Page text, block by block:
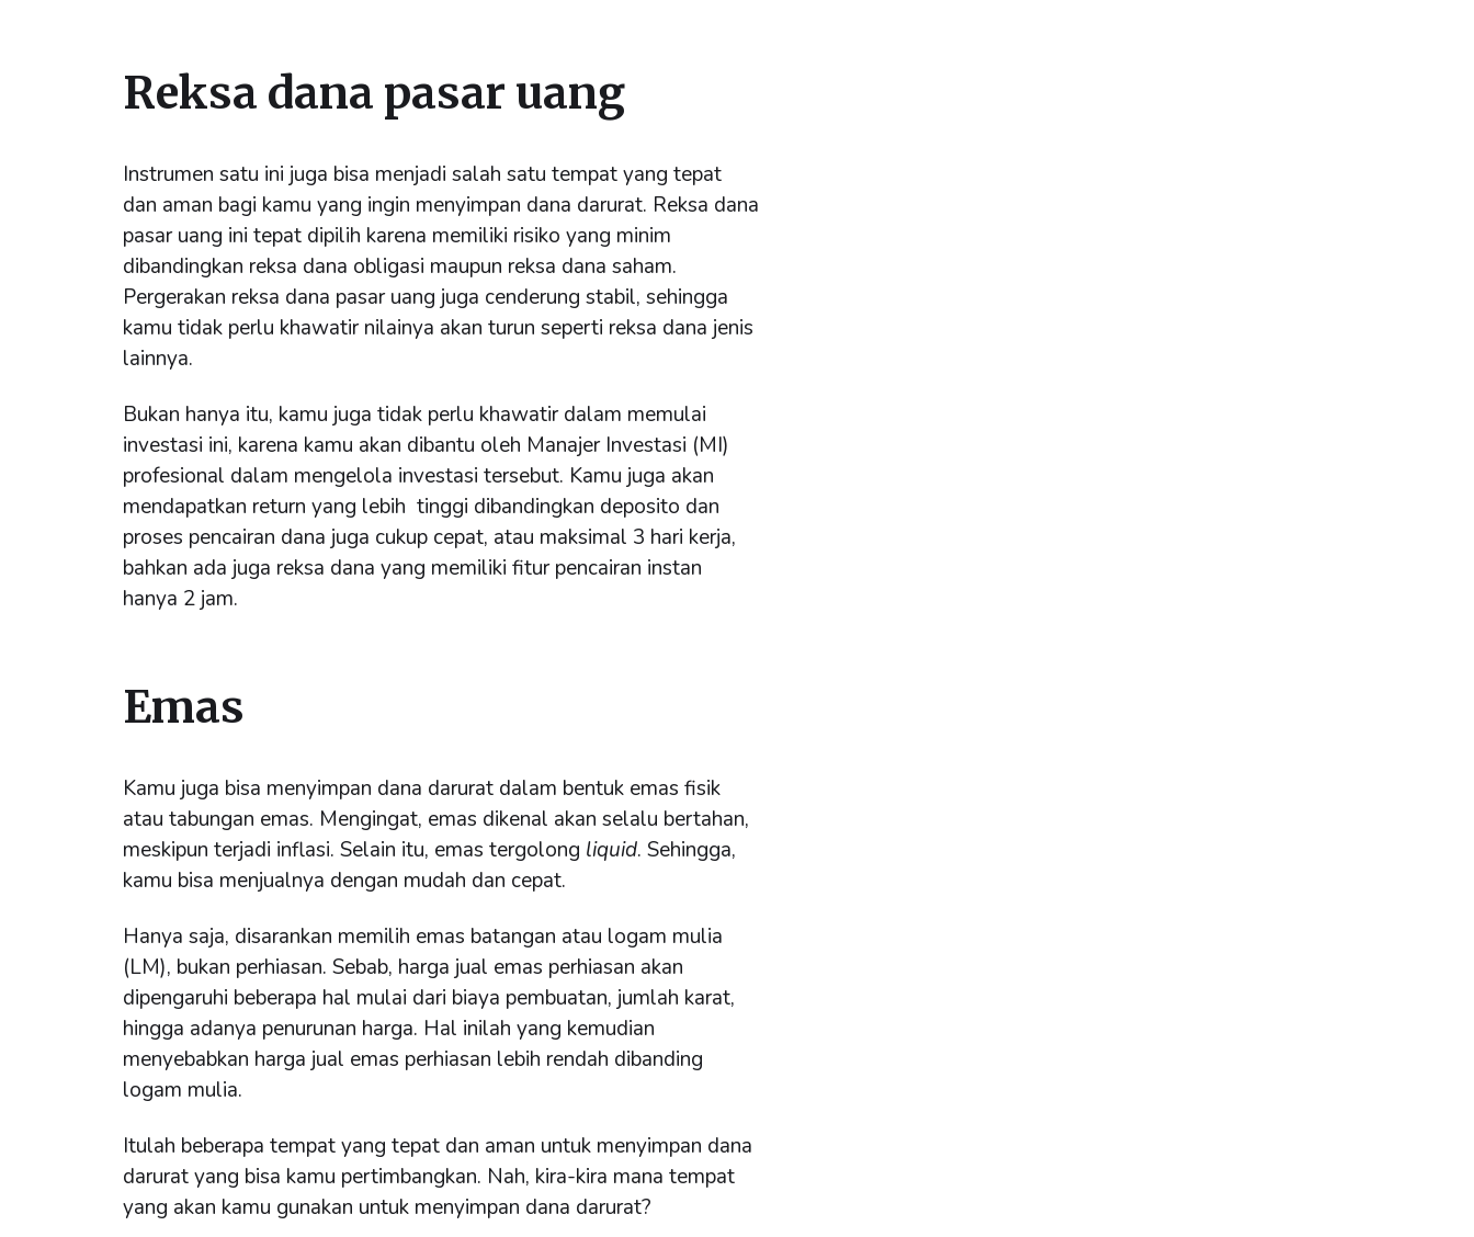
Reksa dana pasar uang
Instrumen satu ini juga bisa menjadi salah satu tempat yang tepat
dan aman bagi kamu yang ingin menyimpan dana darurat. Reksa dana
pasar uang ini tepat dipilih karena memiliki risiko yang minim
dibandingkan reksa dana obligasi maupun reksa dana saham.
Pergerakan reksa dana pasar uang juga cenderung stabil, sehingga
kamu tidak perlu khawatir nilainya akan turun seperti reksa dana jenis
lainnya.
Bukan hanya itu, kamu juga tidak perlu khawatir dalam memulai
investasi ini, karena kamu akan dibantu oleh Manajer Investasi (MI)
profesional dalam mengelola investasi tersebut. Kamu juga akan
mendapatkan return yang lebih tinggi dibandingkan deposito dan
proses pencairan dana juga cukup cepat, atau maksimal 3 hari kerja,
bahkan ada juga reksa dana yang memiliki fitur pencairan instan
hanya 2 jam.
Emas
Kamu juga bisa menyimpan dana darurat dalam bentuk emas fisik
atau tabungan emas. Mengingat, emas dikenal akan selalu bertahan,
meskipun terjadi inflasi. Selain itu, emas tergolong liquid. Sehingga,
kamu bisa menjualnya dengan mudah dan cepat.
Hanya saja, disarankan memilih emas batangan atau logam mulia
(LM), bukan perhiasan. Sebab, harga jual emas perhiasan akan
dipengaruhi beberapa hal mulai dari biaya pembuatan, jumlah karat,
hingga adanya penurunan harga. Hal inilah yang kemudian
menyebabkan harga jual emas perhiasan lebih rendah dibanding
logam mulia.
Itulah beberapa tempat yang tepat dan aman untuk menyimpan dana
darurat yang bisa kamu pertimbangkan. Nah, kira-kira mana tempat
yang akan kamu gunakan untuk menyimpan dana darurat?